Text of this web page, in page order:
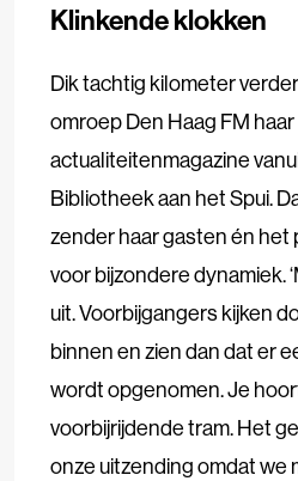
Klinkende klokken
Dik tachtig kilometer
omroep Den Haag FM
actualiteitenmagazine
Bibliotheek aan het Spui.
zender haar gasten én het
voor bijzondere dynamiek.
uit. Voorbijgangers kijken
binnen en zien dan dat er
wordt opgenomen. Je
voorbijrijdende tram. Het
onze uitzending omdat we